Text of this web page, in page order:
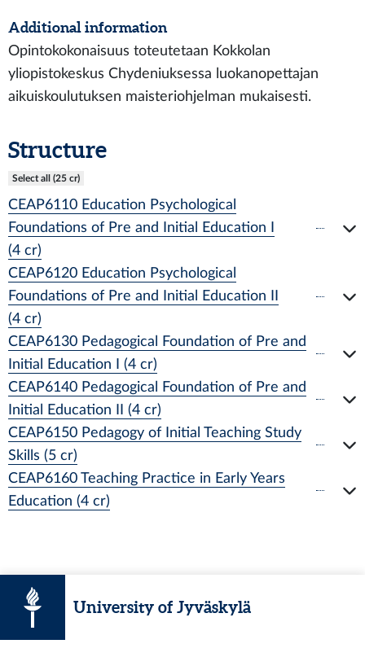
Additional information
Opintokokonaisuus toteutetaan Kokkolan
yliopistokeskus Chydeniuksessa luokanopettajan
aikuiskoulutuksen maisteriohjelman mukaisesti.
Structure
Select all (25 cr)
CEAP6110 Education Psychological
Foundations of Pre and Initial Education I
(4 cr)
CEAP6120 Education Psychological
Foundations of Pre and Initial Education II
(4 cr)
CEAP6130 Pedagogical Foundation of Pre and
Initial Education I (4 cr)
CEAP6140 Pedagogical Foundation of Pre and
Initial Education II (4 cr)
CEAP6150 Pedagogy of Initial Teaching Study
Skills (5 cr)
CEAP6160 Teaching Practice in Early Years
Education (4 cr)
University of Jyväskylä